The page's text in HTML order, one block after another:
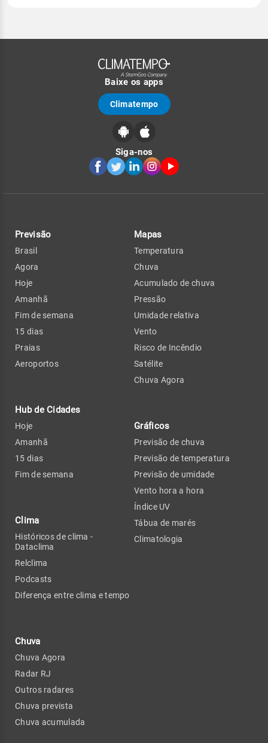
Baixe os apps
Climatempo
Siga-nos
Previsão
Brasil
Agora
Hoje
Amanhã
Fim de semana
15 dias
Praias
Aeroportos
Hub de Cidades
Hoje
Amanhã
15 dias
Fim de semana
Clima
Históricos de clima -
Dataclima
Relclima
Podcasts
Diferença entre clima e tempo
Chuva
Chuva Agora
Radar RJ
Outros radares
Chuva prevista
Chuva acumulada
Mapas
Temperatura
Chuva
Acumulado de chuva
Pressão
Umidade relativa
Vento
Risco de Incêndio
Satélite
Chuva Agora
Gráficos
Previsão de chuva
Previsão de temperatura
Previsão de umidade
Vento hora a hora
Índice UV
Tábua de marés
Climatologia